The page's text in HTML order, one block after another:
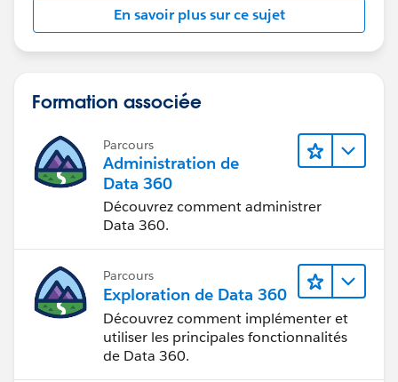
Naval
En savoir plus sur ce sujet
Formation associée
Parcours
Administration de
Data 360
Découvrez comment administrer
Data 360.
Parcours
Exploration de Data 360
Découvrez comment implémenter et
utiliser les principales fonctionnalités
de Data 360.